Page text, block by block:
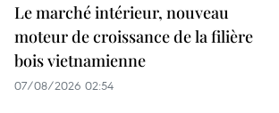
Le marché intérieur, nouveau
moteur de croissance de la filière
bois vietnamienne
07/08/2026 02:54